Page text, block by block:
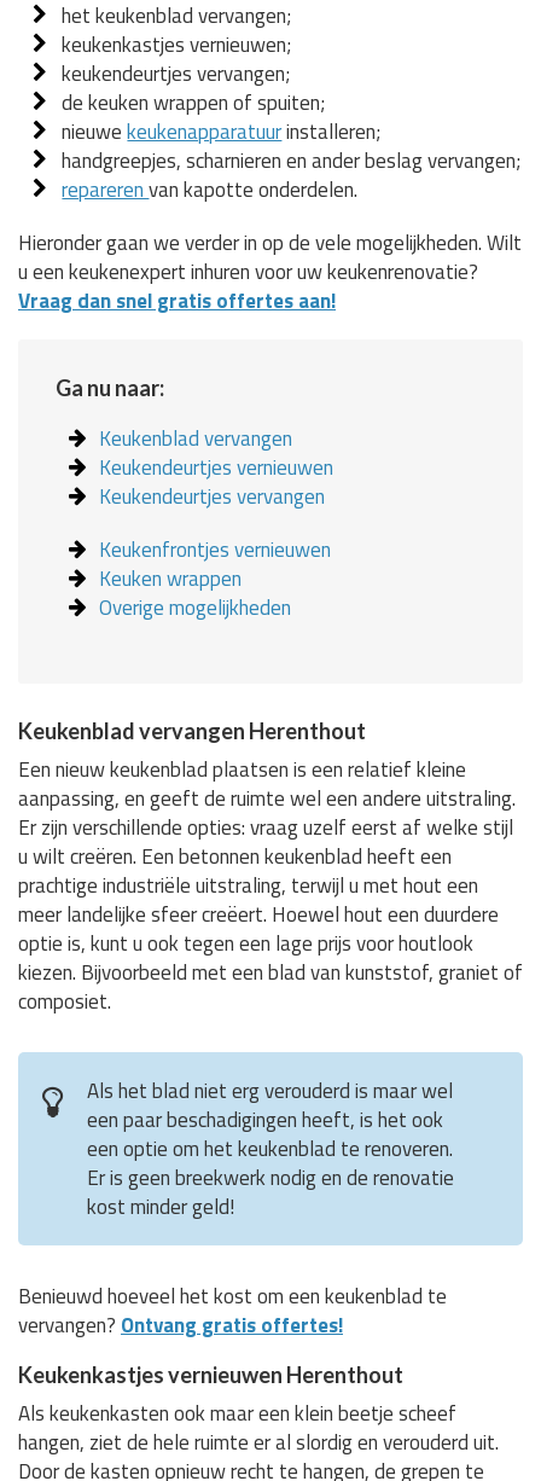
het keukenblad vervangen;
keukenkastjes vernieuwen;
keukendeurtjes vervangen;
de keuken wrappen of spuiten;
nieuwekeukenapparatuurinstalleren;
handgreepjes, scharnieren en ander beslag vervangen;
reparerenvan kapotte onderdelen.
Hieronder gaan we verder in op de vele mogelijkheden. Wilt
u een keukenexpert inhuren voor uw keukenrenovatie?
Vraag dan snel gratis offertes aan!
Ga nu naar:
Keukenblad vervangen
Keukendeurtjes vernieuwen
Keukendeurtjes vervangen
Keukenfrontjes vernieuwen
Keuken wrappen
Overige mogelijkheden
Keukenblad vervangen Herenthout
Een nieuw keukenblad plaatsen is een relatief kleine
aanpassing, en geeft de ruimte wel een andere uitstraling.
Er zijn verschillende opties: vraag uzelf eerst af welke stijl
u wilt creëren. Een betonnen keukenblad heeft een
prachtige industriële uitstraling, terwijl u met hout een
meer landelijke sfeer creëert. Hoewel hout een duurdere
optie is, kunt u ook tegen een lage prijs voor houtlook
kiezen. Bijvoorbeeld met een blad van kunststof, graniet of
composiet.
Als het blad niet erg verouderd is maar wel
een paar beschadigingen heeft, is het ook
een optie om het keukenblad te renoveren.
Er is geen breekwerk nodig en de renovatie
kost minder geld!
Benieuwd hoeveel het kost om een keukenblad te
vervangen? Ontvang gratis offertes!
Keukenkastjes vernieuwen Herenthout
Als keukenkasten ook maar een klein beetje scheef
hangen, ziet de hele ruimte er al slordig en verouderd uit.
Door de kasten opnieuw recht te hangen, de grepen te